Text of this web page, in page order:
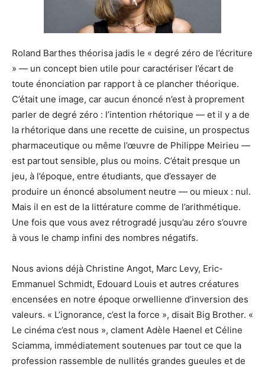
Roland Barthes théorisa jadis le « degré zéro de l’écriture
» — un concept bien utile pour caractériser l’écart de
toute énonciation par rapport à ce plancher théorique.
C’était une image, car aucun énoncé n’est à proprement
parler de degré zéro : l’intention rhétorique — et il y a de
la rhétorique dans une recette de cuisine, un prospectus
pharmaceutique ou même l’œuvre de Philippe Meirieu —
est partout sensible, plus ou moins. C’était presque un
jeu, à l’époque, entre étudiants, que d’essayer de
produire un énoncé absolument neutre — ou mieux : nul.
Mais il en est de la littérature comme de l’arithmétique.
Une fois que vous avez rétrogradé jusqu’au zéro s’ouvre
à vous le champ infini des nombres négatifs.
Nous avions déjà Christine Angot, Marc Levy, Eric-
Emmanuel Schmidt, Edouard Louis et autres créatures
encensées en notre époque orwellienne d’inversion des
valeurs. « L’ignorance, c’est la force », disait Big Brother. «
Le cinéma c’est nous », clament Adèle Haenel et Céline
Sciamma, immédiatement soutenues par tout ce que la
profession rassemble de nullités grandes gueules et de